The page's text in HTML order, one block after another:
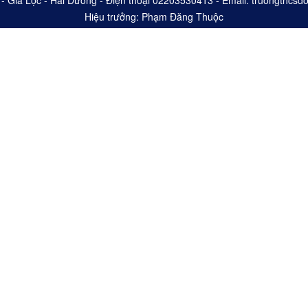
Hiệu trưởng: Phạm Đăng Thuộc